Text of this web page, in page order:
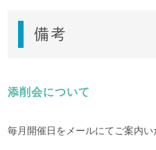
備考
添削会について
毎月開催日をメールにてご案内い